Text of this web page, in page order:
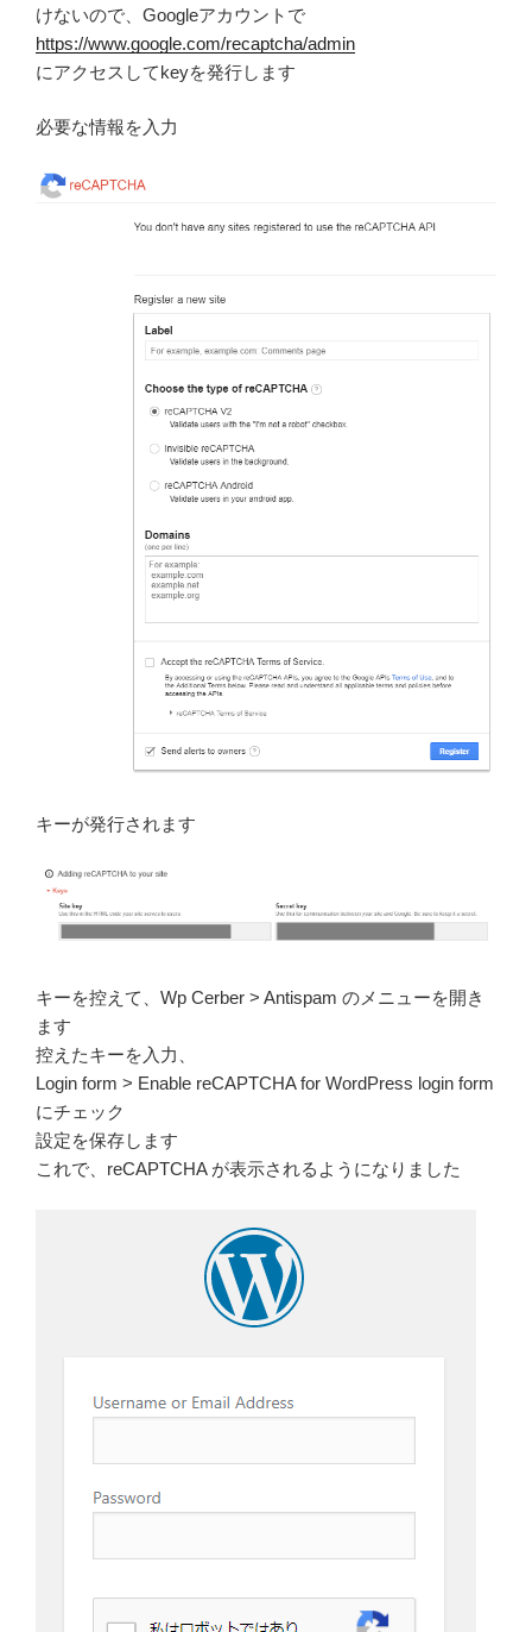
けないので、Googleアカウントで
https://www.google.com/recaptcha/admin
にアクセスしてkeyを発行します
必要な情報を入力
キーが発行されます
キーを控えて、Wp Cerber > Antispam のメニューを開き
ます
控えたキーを入力、
Login form > Enable reCAPTCHA for WordPress login form
にチェック
設定を保存します
これで、reCAPTCHA が表示されるようになりました